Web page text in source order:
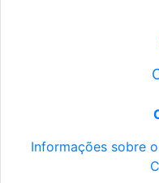
Informações sobre